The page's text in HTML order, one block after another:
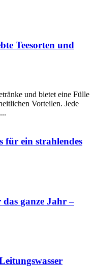
Teesorten und
und bietet eine Fülle
Vorteilen. Jede
für ein strahlendes
ganze Jahr –